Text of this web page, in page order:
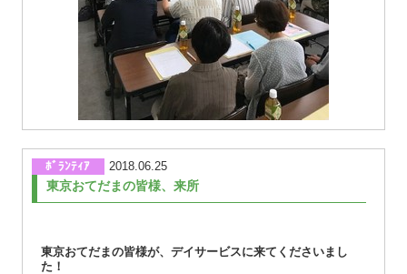
ﾎﾞﾗﾝﾃｨｱ 2018.06.25
東京おてだまの皆様、来所
東京おてだまの皆様が、デイサービスに来てくださいまし
た！